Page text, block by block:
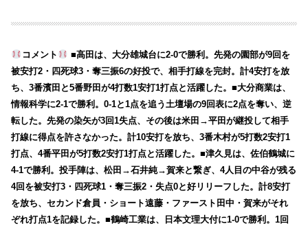
コメント
■高田は、大分雄城台に2-0で勝利。先発の園部が9回を
被安打2・四死球3・奪三振6の好投で、相手打線を完封。計4安打を放
ち、3番濱田と5番野田が4打数1安打1打点と活躍した。■大分商業は、
情報科学に2-1で勝利。0-1と1点を追う土壇場の9回表に2点を奪い、逆
転した。先発の染矢が3回1失点、その後は米田→平田が継投して相手
打線に得点を許さなかった。計10安打を放ち、3番木村が5打数2安打1
打点、4番平田が5打数2安打1打点と活躍した。■津久見は、佐伯鶴城に
4-1で勝利。投手陣は、松田→石井純→賀来と繋ぎ、4人目の中谷が残る
4回を被安打3・四死球1・奪三振2・失点0と好リリーフした。計8安打
を放ち、セカンド倉員・ショート遠藤・ファースト田中・賀来がそれ
ぞれ打点1を記録した。■鶴崎工業は、日本文理大付に1-0で勝利。1回